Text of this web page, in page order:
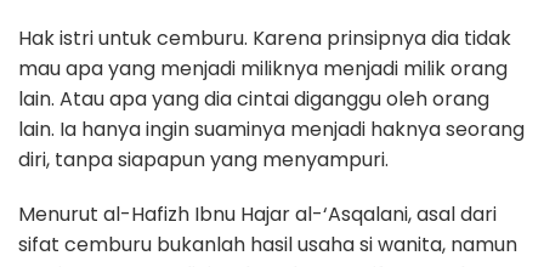
Hak istri untuk cemburu. Karena prinsipnya dia tidak
mau apa yang menjadi miliknya menjadi milik orang
lain. Atau apa yang dia cintai diganggu oleh orang
lain. Ia hanya ingin suaminya menjadi haknya seorang
diri, tanpa siapapun yang menyampuri.
Menurut al-Hafizh Ibnu Hajar al-‘Asqalani, asal dari
sifat cemburu bukanlah hasil usaha si wanita, namun